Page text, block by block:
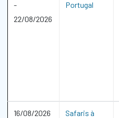
-
22/08/2026
Portugal
16/08/2026
Safaris à